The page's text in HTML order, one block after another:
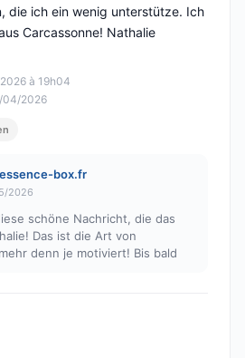
à 19h04
04/2026
die ich ein wenig unterstütze. Ich
Carcassonne! Nathalie
box.fr
2026
schöne Nachricht, die das
Das ist die Art von
denn je motiviert! Bis bald